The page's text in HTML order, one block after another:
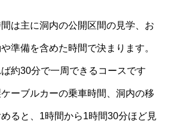
は主に洞内の公開区間の見学、お
準備を含めた時間で決まります。
約30分で一周できるコースです
ーブルカーの乗車時間、洞内の移
ると、1時間から1時間30分ほど見